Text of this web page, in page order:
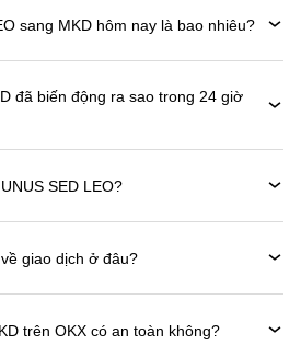
sang MKD hôm nay là bao nhiêu?
đã biến động ra sao trong 24 giờ
SED LEO?
giao dịch ở đâu?
trên OKX có an toàn không?